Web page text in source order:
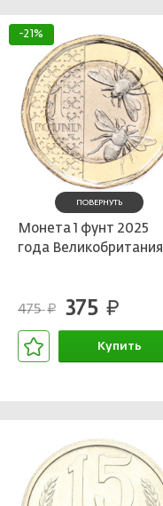
-21%
ПОВЕРНУТЬ
Монета 1 фунт 2025
года Великобритания
475руб. 375 руб.
Купить